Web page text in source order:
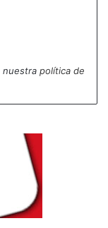
la Constitución
día, el teatro
lo cual
a los que
lugar los
que
nuestra propia
al
nuestra política de